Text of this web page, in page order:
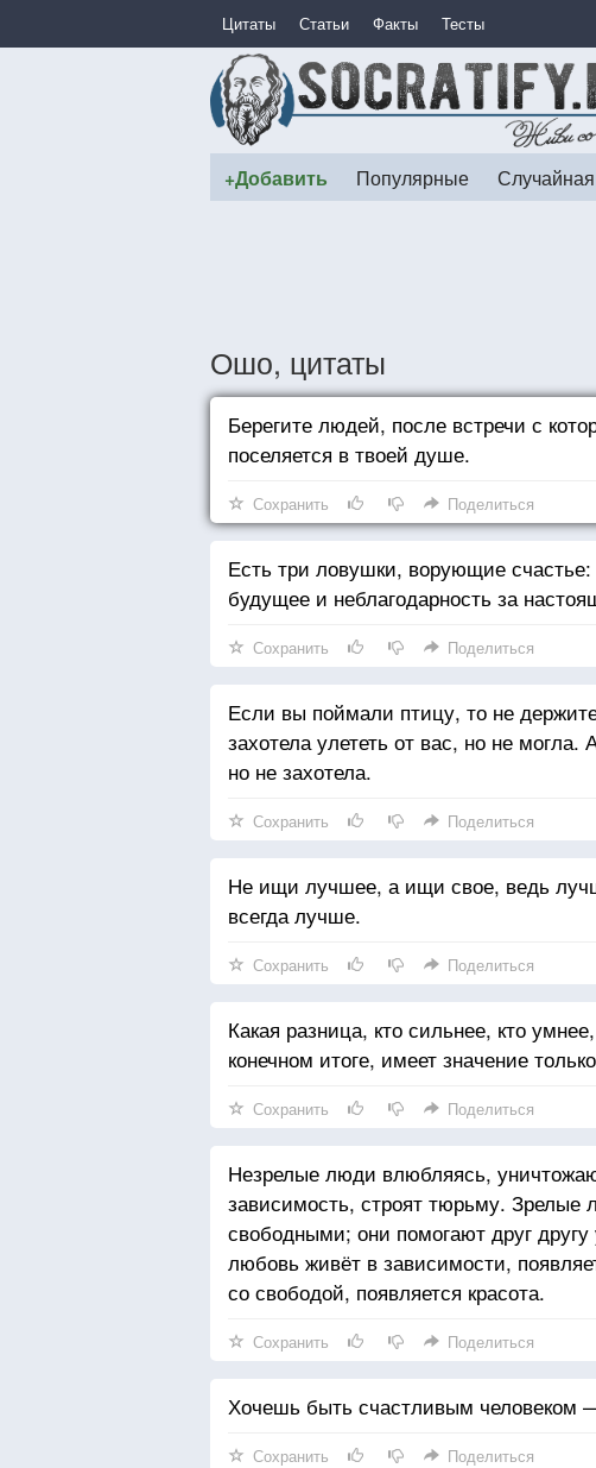
Цитаты Статьи Факты Тесты
+Добавить Популярные
Ошо, цитаты
Берегите людей, после встречи с
поселяется в твоей душе.
Сохранить Поделиться
Есть три ловушки, ворующие
будущее и неблагодарность за
Сохранить Поделиться
Если вы поймали птицу, то не
захотела улететь от вас, но не
но не захотела.
Сохранить Поделиться
Не ищи лучшее, а ищи свое, ведь
всегда лучше.
Сохранить Поделиться
Какая разница, кто сильнее, кто
конечном итоге, имеет значение
Сохранить Поделиться
Незрелые люди влюбляясь,
зависимость, строят тюрьму.
свободными; они помогают друг
любовь живёт в зависимости,
со свободой, появляется красота.
Сохранить Поделиться
Хочешь быть счастливым человеком
Сохранить Поделиться